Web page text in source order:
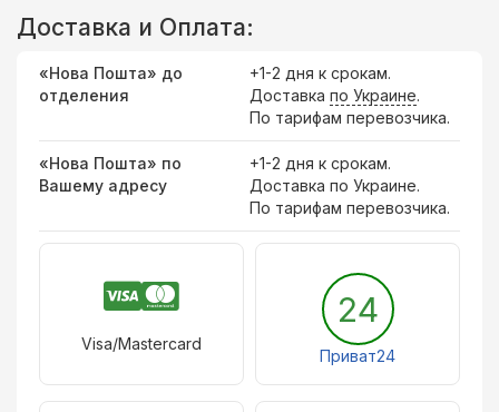
Доставка и Оплата:
«Нова Пошта» до
отделения
+1-2 дня к срокам.
Доставка по Украине.
По тарифам перевозчика.
«Нова Пошта» по
Вашему адресу
+1-2 дня к срокам.
Доставка по Украине.
По тарифам перевозчика.
Visa/Mastercard
24
Приват24